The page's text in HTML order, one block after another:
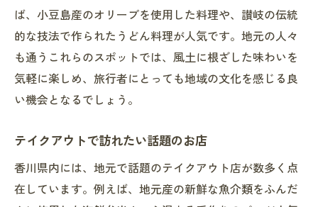
ば、小豆島産のオリーブを使用した料理や、讃岐の伝統
的な技法で作られたうどん料理が人気です。地元の人々
も通うこれらのスポットでは、風土に根ざした味わいを
気軽に楽しめ、旅行者にとっても地域の文化を感じる良
い機会となるでしょう。
テイクアウトで訪れたい話題のお店
香川県内には、地元で話題のテイクアウト店が数多く点
在しています。例えば、地元産の新鮮な魚介類をふんだ